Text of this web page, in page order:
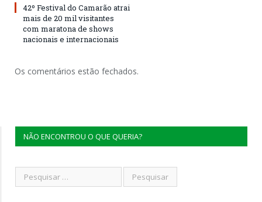
42º Festival do Camarão atrai
mais de 20 mil visitantes
com maratona de shows
nacionais e internacionais
Os comentários estão fechados.
NÃO ENCONTROU O QUE QUERIA?